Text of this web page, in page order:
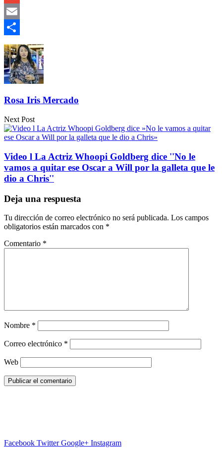
Gmail
Email
Compartir
Rosa Iris Mercado
Next Post
Video l La Actriz Whoopi Goldberg dice ''No le
vamos a quitar ese Oscar a Will por la galleta que le
dio a Chris''
Deja una respuesta
Tu dirección de correo electrónico no será publicada. Los campos
obligatorios están marcados con *
Comentario *
Nombre *
Correo electrónico *
Web
Facebook Twitter Google+ Instagram